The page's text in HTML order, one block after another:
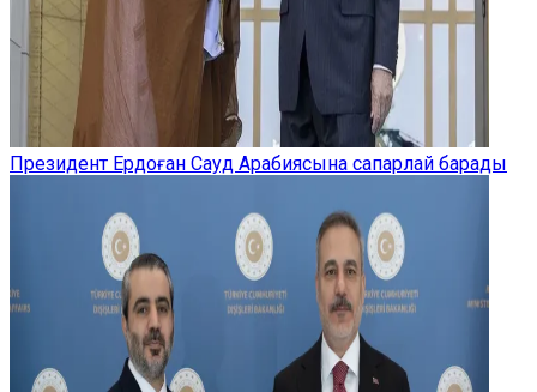
Президент Ердоған Сауд Арабиясына сапарлай барады